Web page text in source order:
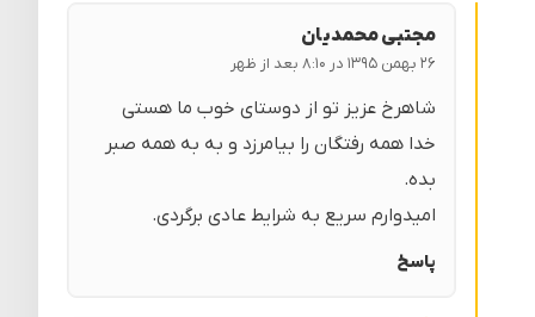
مجتبی محمدیان
۲۶ بهمن ۱۳۹۵ در ۸:۱۰ بعد از ظهر
شاهرخ عزیز تو از دوستای خوب ما هستی
خدا همه رفتگان را بیامرزد و به به همه صبر
بده.
امیدوارم سریع به شرایط عادی برگردی.
پاسخ